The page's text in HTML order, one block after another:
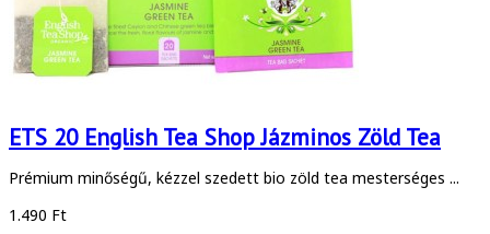
ETS 20 English Tea Shop Jázminos Zöld Tea
Prémium minőségű, kézzel szedett bio zöld tea mesterséges ...
1.490 Ft